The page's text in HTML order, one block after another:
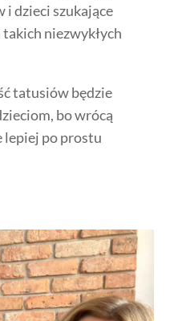
i dzieci szukające
niezwykłych
tatusiów będzie
bo wrócą
lepiej po prostu